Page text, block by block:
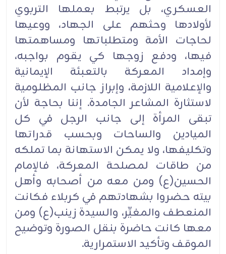
العسكري، بل يرتبط بعملها التربوي
لأولادها وحثهم على الجهاد، ووعيها
لحاجات الأمة ومتطلباتها ومساهمتها
فيها، ودفع زوجها كي يقوم بواجبه،
وإمداد المعركة بالتعبئة الإيمانية
والإعلامية اللازمة، وإبراز جانب المظلومية
لاستثارة المشاعر الجامدة. إننا بحاجة لأن
تبقى المرأة إلى جانب الرجل في كل
الميادين والساحات وبحسب قدراتها
وتكليفها، ولا يمكن الاستهانة بما تملكه
من طاقات لمصلحة المعركة، فالإمام
الحسين(ع) ومن معه من أصحابه وأهل
بيته حضروا بشهادتهم في كربلاء فكانت
المنعطف والمغيِّر، والسيدة زينب(ع) ومن
معها كانت حاضرة بنقل الصورة وتوضيح
الموقف وتأكيد الاستمرارية.